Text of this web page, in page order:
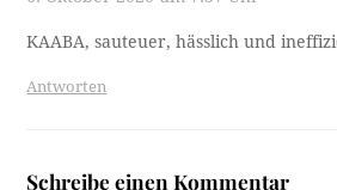
KAABA, sauteuer, hässlich und
Antworten
Schreibe einen Kommentar